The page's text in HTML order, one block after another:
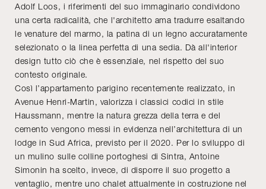
Adolf Loos, i riferimenti del suo immaginario condividono
una certa radicalità, che l'architetto ama tradurre esaltando
le venature del marmo, la patina di un legno accuratamente
selezionato o la linea perfetta di una sedia. Dà all'interior
design tutto ciò che è essenziale, nel rispetto del suo
contesto originale.
Così l’appartamento parigino recentemente realizzato, in
Avenue Henri-Martin, valorizza i classici codici in stile
Haussmann, mentre la natura grezza della terra e del
cemento vengono messi in evidenza nell’architettura di un
lodge in Sud Africa, previsto per il 2020. Per lo sviluppo di
un mulino sulle colline portoghesi di Sintra, Antoine
Simonin ha scelto, invece, di disporre il suo progetto a
ventaglio, mentre uno chalet attualmente in costruzione nel